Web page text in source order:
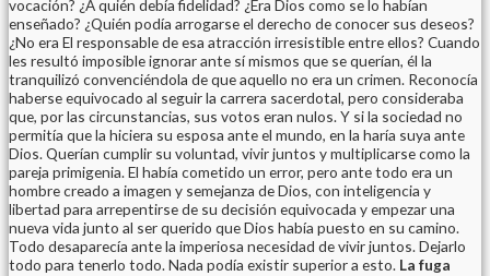
vocación? ¿A quién debía fidelidad? ¿Era Dios como se lo habían
enseñado? ¿Quién podía arrogarse el derecho de conocer sus deseos?
¿No era El responsable de esa atracción irresistible entre ellos? Cuando
les resultó imposible ignorar ante sí mismos que se querían, él la
tranquilizó convenciéndola de que aquello no era un crimen. Reconocía
haberse equivocado al seguir la carrera sacerdotal, pero consideraba
que, por las circunstancias, sus votos eran nulos. Y si la sociedad no
permitía que la hiciera su esposa ante el mundo, en la haría suya ante
Dios. Querían cumplir su voluntad, vivir juntos y multiplicarse como la
pareja primigenia. El había cometido un error, pero ante todo era un
hombre creado a imagen y semejanza de Dios, con inteligencia y
libertad para arrepentirse de su decisión equivocada y empezar una
nueva vida junto al ser querido que Dios había puesto en su camino.
Todo desaparecía ante la imperiosa necesidad de vivir juntos. Dejarlo
todo para tenerlo todo. Nada podía existir superior a esto. La fuga